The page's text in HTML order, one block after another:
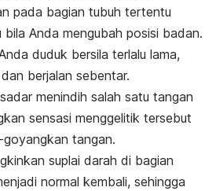
pada bagian tubuh tertentu
Anda mengubah posisi badan.
duduk bersila terlalu lama,
berjalan sebentar.
menindih salah satu tangan
sensasi menggelitik tersebut
tangan.
suplai darah di bagian
normal kembali, sehingga